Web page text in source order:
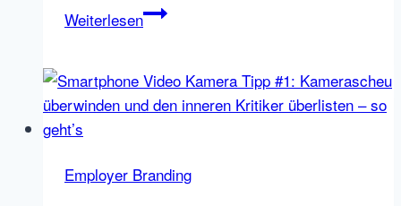
WeiterlesenSmartphone
#2
für
Branding
Employer Branding